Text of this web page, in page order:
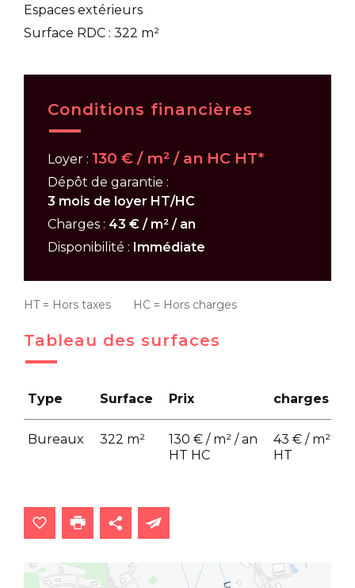
Espaces extérieurs
Surface RDC : 322 m²
Conditions financières
Loyer : 130 € / m² / an HC HT*
Dépôt de garantie :
3 mois de loyer HT/HC
Charges : 43 € / m² / an
Disponibilité : Immédiate
HT = Hors taxes HC = Hors charges
Tableau des surfaces
Type Surface Prix charges
Bureaux 322 m²
130 € / m² / an
HT HC
43 € / m² /
HT